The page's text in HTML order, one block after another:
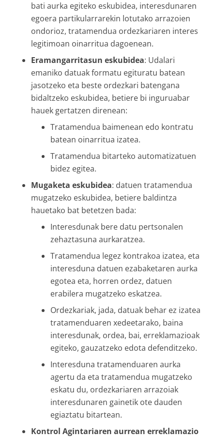
bati aurka egiteko eskubidea, interesdunaren
egoera partikularrarekin lotutako arrazoien
ondorioz, tratamendua ordezkariaren interes
legitimoan oinarritua dagoenean.
Eramangarritasun eskubidea: Udalari
emaniko datuak formatu egituratu batean
jasotzeko eta beste ordezkari batengana
bidaltzeko eskubidea, betiere bi inguruabar
hauek gertatzen direnean:
Tratamendua baimenean edo kontratu
batean oinarritua izatea.
Tratamendua bitarteko automatizatuen
bidez egitea.
Mugaketa eskubidea: datuen tratamendua
mugatzeko eskubidea, betiere baldintza
hauetako bat betetzen bada:
Interesdunak bere datu pertsonalen
zehaztasuna aurkaratzea.
Tratamendua legez kontrakoa izatea, eta
interesduna datuen ezabaketaren aurka
egotea eta, horren ordez, datuen
erabilera mugatzeko eskatzea.
Ordezkariak, jada, datuak behar ez izatea
tratamenduaren xedeetarako, baina
interesdunak, ordea, bai, erreklamazioak
egiteko, gauzatzeko edota defenditzeko.
Interesduna tratamenduaren aurka
agertu da eta tratamendua mugatzeko
eskatu du, ordezkariaren arrazoiak
interesdunaren gainetik ote dauden
egiaztatu bitartean.
Kontrol Agintariaren aurrean erreklamazio